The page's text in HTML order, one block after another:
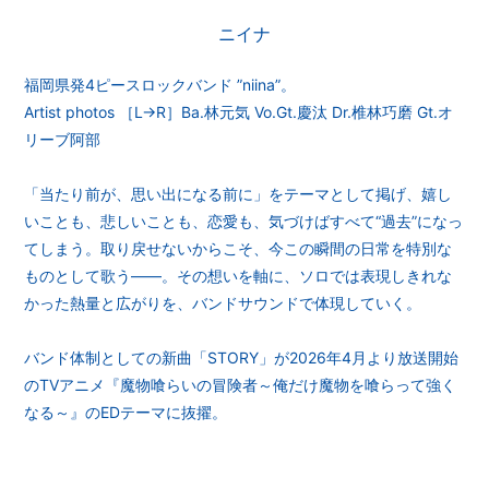
ニイナ
福岡県発4ピースロックバンド ”niina”。
Artist photos ［L→R］Ba.林元気 Vo.Gt.慶汰 Dr.椎林巧磨 Gt.オ
リーブ阿部
「当たり前が、思い出になる前に」をテーマとして掲げ、嬉し
いことも、悲しいことも、恋愛も、気づけばすべて“過去”になっ
てしまう。取り戻せないからこそ、今この瞬間の日常を特別な
ものとして歌う――。その想いを軸に、ソロでは表現しきれな
かった熱量と広がりを、バンドサウンドで体現していく。
バンド体制としての新曲「STORY」が2026年4月より放送開始
のTVアニメ『魔物喰らいの冒険者～俺だけ魔物を喰らって強く
なる～』のEDテーマに抜擢。